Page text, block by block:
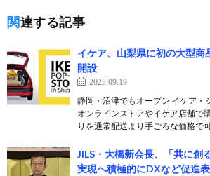
関連する記事
イケア、山梨県に初の大型商
開設
2023.09.19
静岡・沼津でもオープン イケア・
オンラインストアやイケア店舗で
りを通常配送より手ごろな価格で
JILS・大橋新会長、「共に創
実現へ積極的にDXなど促進